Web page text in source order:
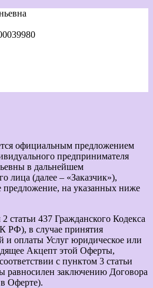
официальным предложением
предпринимателя
в дальнейшем
лица (далее – «Заказчик»),
предложение, на указанных ниже
статьи 437 Гражданского Кодекса
РФ), в случае принятия
и оплаты Услуг юридическое или
Акцепт этой Оферты,
с пунктом 3 статьи
заключению Договора
Оферте).